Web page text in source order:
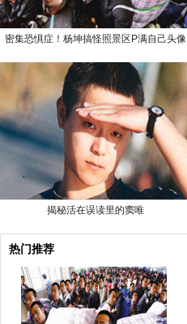
密集恐惧症！杨坤搞怪照景区P满自己头像
揭秘活在误读里的窦唯
热门推荐